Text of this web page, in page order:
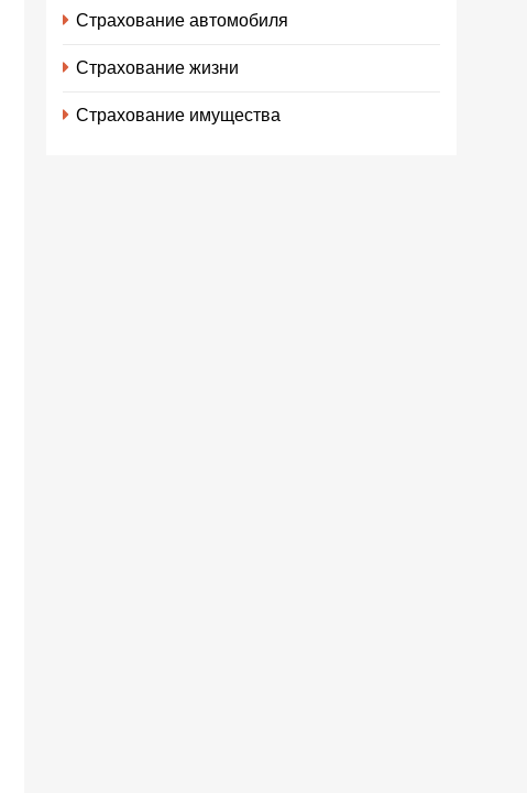
Страхование автомобиля
Страхование жизни
Страхование имущества